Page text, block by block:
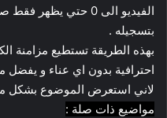
الفيديو الى 0 حتي
بتسجيله .
بهذه الطريقة تستطيع مزامنة
احترافية بدون اي عناء و يفضل
لاني استعرض الموضوع بشكل
مواضيع ذات صلة :